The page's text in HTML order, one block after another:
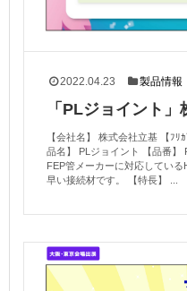
2022.04.23 製品情報
「PLジョイント
【会社名】 株式会社立基 【ﾌ
品名】 PLジョイント 【品番】
FEP管メーカーに対応してい
早い接続材です。 【特長】 ...